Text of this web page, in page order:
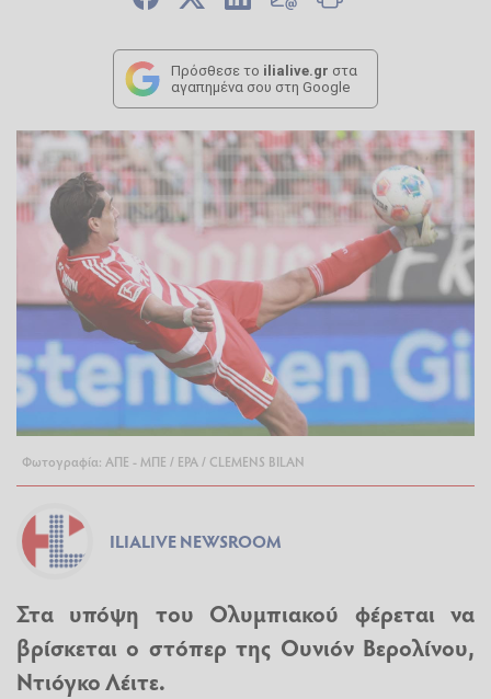
Πρόσθεσε το ilialive.gr στα
αγαπημένα σου στη Google
Φωτογραφία: ΑΠΕ - ΜΠΕ / EPA / CLEMENS BILAN
ILIALIVE NEWSROOM
Στα υπόψη του Ολυμπιακού φέρεται να
βρίσκεται ο στόπερ της Ουνιόν Βερολίνου,
Ντιόγκο Λέιτε.